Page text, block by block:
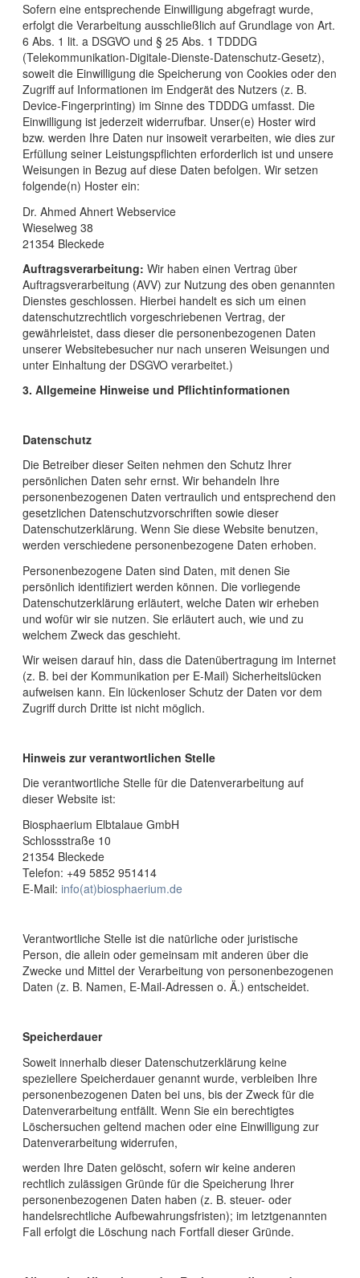
Sofern eine entsprechende Einwilligung abgefragt wurde,
erfolgt die Verarbeitung ausschließlich auf Grundlage von Art.
6 Abs. 1 lit. a DSGVO und § 25 Abs. 1 TDDDG
(Telekommunikation-Digitale-Dienste-Datenschutz-Gesetz),
soweit die Einwilligung die Speicherung von Cookies oder den
Zugriff auf Informationen im Endgerät des Nutzers (z. B.
Device-Fingerprinting) im Sinne des TDDDG umfasst. Die
Einwilligung ist jederzeit widerrufbar. Unser(e) Hoster wird
bzw. werden Ihre Daten nur insoweit verarbeiten, wie dies zur
Erfüllung seiner Leistungspflichten erforderlich ist und unsere
Weisungen in Bezug auf diese Daten befolgen. Wir setzen
folgende(n) Hoster ein:
Dr. Ahmed Ahnert Webservice
Wieselweg 38
21354 Bleckede
Auftragsverarbeitung: Wir haben einen Vertrag über
Auftragsverarbeitung (AVV) zur Nutzung des oben genannten
Dienstes geschlossen. Hierbei handelt es sich um einen
datenschutzrechtlich vorgeschriebenen Vertrag, der
gewährleistet, dass dieser die personenbezogenen Daten
unserer Websitebesucher nur nach unseren Weisungen und
unter Einhaltung der DSGVO verarbeitet.)
3. Allgemeine Hinweise und Pflichtinformationen
Datenschutz
Die Betreiber dieser Seiten nehmen den Schutz Ihrer
persönlichen Daten sehr ernst. Wir behandeln Ihre
personenbezogenen Daten vertraulich und entsprechend den
gesetzlichen Datenschutzvorschriften sowie dieser
Datenschutzerklärung. Wenn Sie diese Website benutzen,
werden verschiedene personenbezogene Daten erhoben.
Personenbezogene Daten sind Daten, mit denen Sie
persönlich identifiziert werden können. Die vorliegende
Datenschutzerklärung erläutert, welche Daten wir erheben
und wofür wir sie nutzen. Sie erläutert auch, wie und zu
welchem Zweck das geschieht.
Wir weisen darauf hin, dass die Datenübertragung im Internet
(z. B. bei der Kommunikation per E-Mail) Sicherheitslücken
aufweisen kann. Ein lückenloser Schutz der Daten vor dem
Zugriff durch Dritte ist nicht möglich.
Hinweis zur verantwortlichen Stelle
Die verantwortliche Stelle für die Datenverarbeitung auf
dieser Website ist:
Biosphaerium Elbtalaue GmbH
Schlossstraße 10
21354 Bleckede
Telefon: +49 5852 951414
E-Mail: info(at)biosphaerium.de
Verantwortliche Stelle ist die natürliche oder juristische
Person, die allein oder gemeinsam mit anderen über die
Zwecke und Mittel der Verarbeitung von personenbezogenen
Daten (z. B. Namen, E-Mail-Adressen o. Ä.) entscheidet.
Speicherdauer
Soweit innerhalb dieser Datenschutzerklärung keine
speziellere Speicherdauer genannt wurde, verbleiben Ihre
personenbezogenen Daten bei uns, bis der Zweck für die
Datenverarbeitung entfällt. Wenn Sie ein berechtigtes
Löschersuchen geltend machen oder eine Einwilligung zur
Datenverarbeitung widerrufen,
werden Ihre Daten gelöscht, sofern wir keine anderen
rechtlich zulässigen Gründe für die Speicherung Ihrer
personenbezogenen Daten haben (z. B. steuer- oder
handelsrechtliche Aufbewahrungsfristen); im letztgenannten
Fall erfolgt die Löschung nach Fortfall dieser Gründe.